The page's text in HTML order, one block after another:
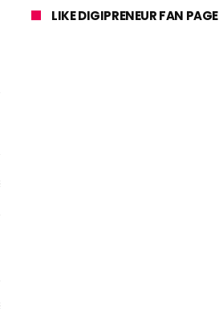
LIKE DIGIPRENEUR FAN PAGE